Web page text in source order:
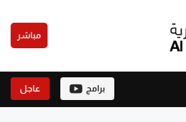
مباشر
برامج عاجل